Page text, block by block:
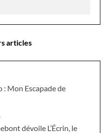
articles
: Mon Escapade de
dévoile L’Écrin, le